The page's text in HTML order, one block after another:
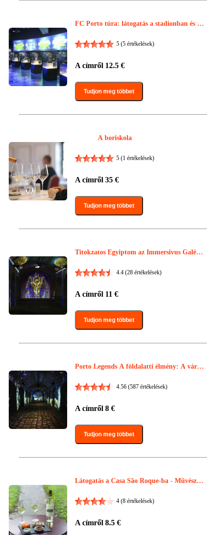
FC Porto túra: látogatás a stadionban és a
5 (5 értékelések)
A címről 12.5 €
Tudjon meg többet
A boriskola
5 (1 értékelések)
A címről 35 €
Tudjon meg többet
Titokzatos Egyiptom az Immersivus Galériá
4.4 (28 értékelések)
A címről 11 €
Tudjon meg többet
Porto Legends A földalatti élmény: A város
4.56 (587 értékelések)
A címről 8 €
Tudjon meg többet
Látogatás a Casa São Roque-ba - Művészeti
4 (8 értékelések)
A címről 8.5 €